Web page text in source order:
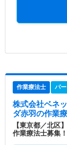
作業療法士 パー
株式会社ベネ
ダ赤羽の作業
【東京都／北区
作業療法士募集